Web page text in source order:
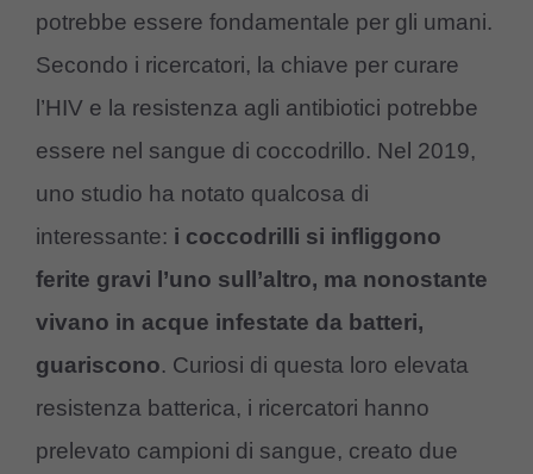
potrebbe essere fondamentale per gli umani.
Secondo i ricercatori, la chiave per curare
l’HIV e la resistenza agli antibiotici potrebbe
essere nel sangue di coccodrillo. Nel 2019,
uno studio ha notato qualcosa di
interessante: i coccodrilli si infliggono
ferite gravi l’uno sull’altro, ma nonostante
vivano in acque infestate da batteri,
guariscono. Curiosi di questa loro elevata
resistenza batterica, i ricercatori hanno
prelevato campioni di sangue, creato due